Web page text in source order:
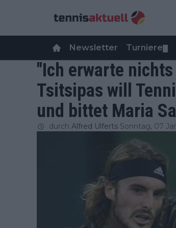
Newsletter Turniere
"Ich erwarte
Tsitsipas will
und bittet Maria
durch Alfred Ulferts Sonntag, 07